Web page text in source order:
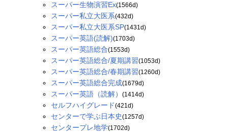
スーパー生物演習Ex(1566d)
スーパー私立大医系(432d)
スーパー私立大医系SP(1431d)
スーパー英語(読解)(1703d)
スーパー英語総合(1553d)
スーパー英語総合/夏期講習(1053d)
スーパー英語総合/春期講習(1260d)
スーパー英語総合完成(1679d)
スーパー英語（読解） (1414d)
セルフハイグレード(421d)
センターで学ぶ日本史(1257d)
センタープレ地学(1702d)